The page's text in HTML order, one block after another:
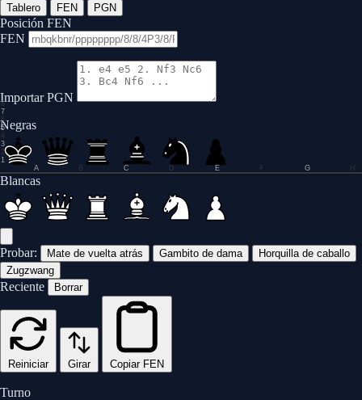
Tablero FEN PGN
Posición FEN
FEN
Importar PGN
Negras
0.0
1
2
3
4
5
6
7
8
A B C D E F G H
Blancas
Probar: Mate de vuelta atrás Gambito de dama
Horquilla de caballo
Zugzwang
Reciente Borrar
Reiniciar Girar Copiar FEN
Turno